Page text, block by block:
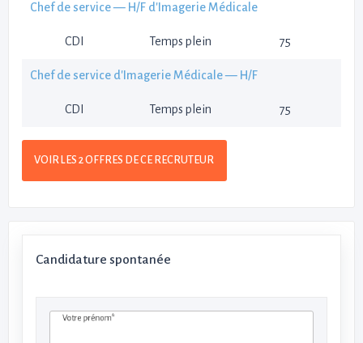
Chef de service — H/F d'Imagerie Médicale
CDI Temps plein 75
Chef de service d'Imagerie Médicale — H/F
CDI Temps plein 75
VOIR LES 2 OFFRES DE CE RECRUTEUR
Candidature spontanée
Votre prénom*